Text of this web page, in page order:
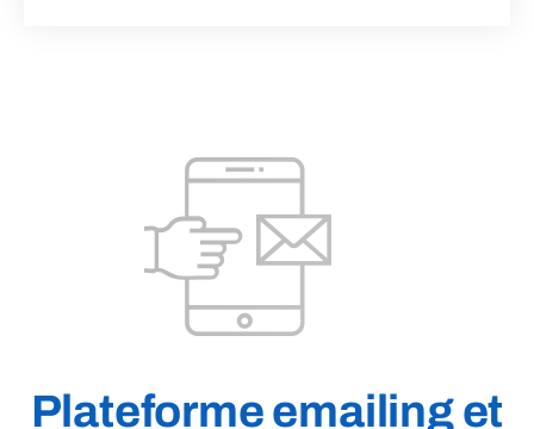
Plateforme emailing et